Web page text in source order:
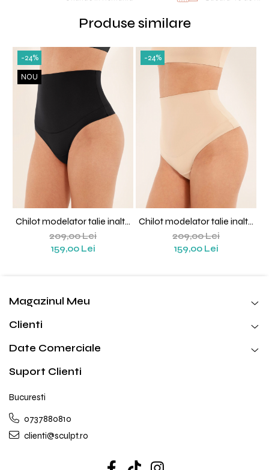
Produse similare
-24%
NOU
Chilot modelator talie inalta
Isadora (Negru)
209,00 Lei
159,00 Lei
-24%
Chilot modelator talie inalta
Isadora (Nude)
209,00 Lei
159,00 Lei
Magazinul Meu
Clienti
Date Comerciale
Suport Clienti
Bucuresti
0737880810
clienti@sculpt.ro